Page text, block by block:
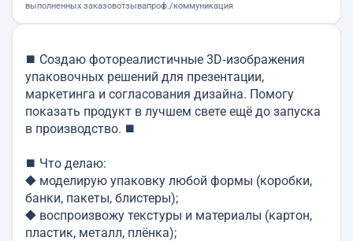
⯀ Создаю фотореалистичные 3D‑изображения
упаковочных решений для презентации,
маркетинга и согласования дизайна. Помогу
показать продукт в лучшем свете ещё до запуска
в производство. ⯀
⯀ Что делаю:
⯁ моделирую упаковку любой формы (коробки,
банки, пакеты, блистеры);
⯁ воспроизвожу текстуры и материалы (картон,
пластик, металл, плёнка);
выполненных заказовотзывапроф./коммуникация